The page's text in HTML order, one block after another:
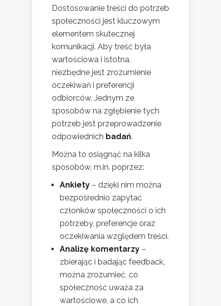
Dostosowanie treści do potrzeb
społeczności jest kluczowym
elementem skutecznej
komunikacji. Aby treść była
wartościowa i istotna,
niezbędne jest zrozumienie
oczekiwań i preferencji
odbiorców. Jednym ze
sposobów na zgłębienie tych
potrzeb jest przeprowadzenie
odpowiednich badań.
Można to osiągnąć na kilka
sposobów, m.in. poprzez:
Ankiety – dzięki nim można
bezpośrednio zapytać
członków społeczności o ich
potrzeby, preferencje oraz
oczekiwania względem treści.
Analizę komentarzy –
zbierając i badając feedback,
można zrozumieć, co
społeczność uważa za
wartościowe, a co ich